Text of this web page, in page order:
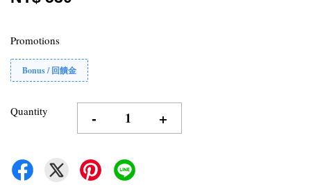
Promotions
Bonus / 回饋金
Quantity - +